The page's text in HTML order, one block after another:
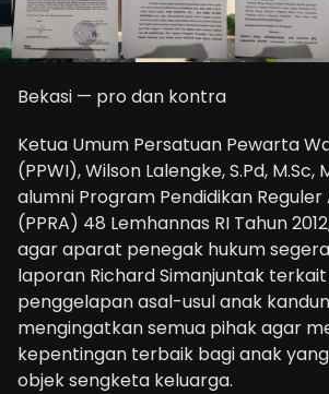
Bekasi — pro dan kontra
Ketua Umum Persatuan Pewarta
(PPWI), Wilson Lalengke, S.Pd, M.Sc,
alumni Program Pendidikan
(PPRA) 48 Lemhannas RI Tahun
agar aparat penegak hukum
laporan Richard Simanjuntak
penggelapan asal-usul anak
mengingatkan semua pihak agar
kepentingan terbaik bagi anak
objek sengketa keluarga.